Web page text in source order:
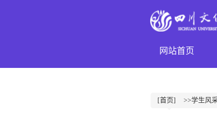
网站首页
[首页] >>学生风